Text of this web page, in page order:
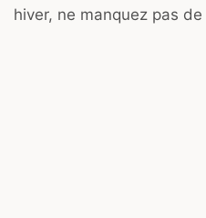
hiver, ne manquez pas de